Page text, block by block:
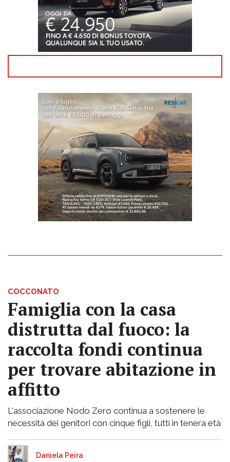
COCCONATO
Famiglia con la casa
distrutta dal fuoco: la
raccolta fondi continua
per trovare abitazione in
affitto
L'associazione Nodo Zero continua a sostenere le
necessità dei genitori con cinque figli, tutti in tenera età
Daniela Peira